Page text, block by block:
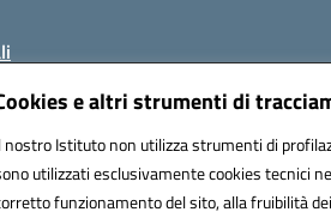
e altri strumenti di
nostro Istituto non utilizza strumenti di
utilizzati esclusivamente cookies tecnici
funzionamento del sito, alla fruibilità